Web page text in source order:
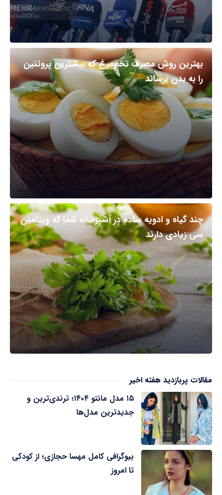
بهترین روش مصرف تخم‌مرغ که بیشترین پروتئین
را به بدن برساند
چند گیاه و ادویه ساده در آشپزخانه شما که ویتامین
سی زیادی دارند
مقالات پربازدید هفته اخیر
۱۵ مدل مانتو ۱۴۰۴؛ ترندی‌ترین و
جدیدترین مدل‌ها
بیوگرافی کامل مهسا حجازی؛ از کودکی
تا امروز